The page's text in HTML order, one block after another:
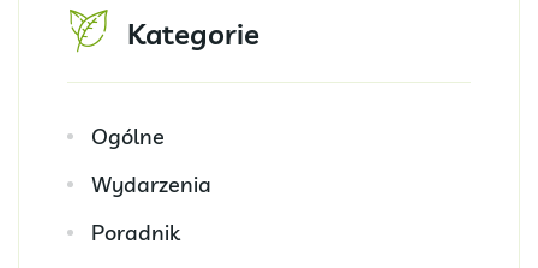
Kategorie
Ogólne
Wydarzenia
Poradnik